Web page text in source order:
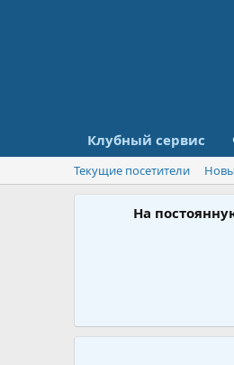
Клубный сервис
Текущие посетители
На